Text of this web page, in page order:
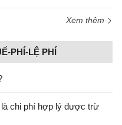
Xem thêm
PHÍ-LỆ PHÍ
chi phí hợp lý được trừ